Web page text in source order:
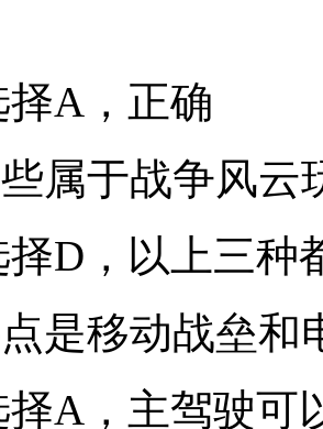
A，正确
属于战争风云
D，以上三种
是移动战垒和
A，主驾驶可